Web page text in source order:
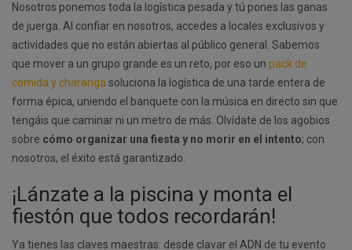
Nosotros ponemos toda la logística pesada y tú pones las ganas
de juerga. Al confiar en nosotros, accedes a locales exclusivos y
actividades que no están abiertas al público general. Sabemos
que mover a un grupo grande es un reto, por eso un pack de
comida y charanga soluciona la logística de una tarde entera de
forma épica, uniendo el banquete con la música en directo sin que
tengáis que caminar ni un metro de más. Olvídate de los agobios
sobre cómo organizar una fiesta y no morir en el intento; con
nosotros, el éxito está garantizado.
¡Lánzate a la piscina y monta el
fiestón que todos recordarán!
Ya tienes las claves maestras: desde clavar el ADN de tu evento